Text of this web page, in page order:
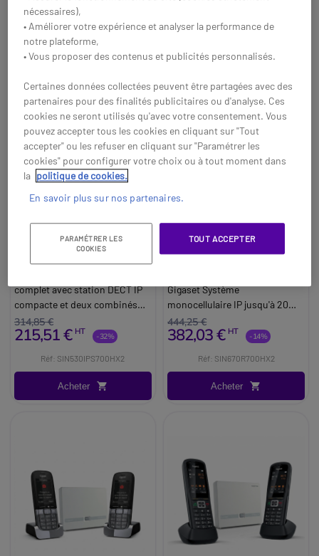
Acheter Acheter
Pack Gigaset N530 IP
complet avec station DECT IP
compacte et deux combinés
DECT Bluetooth, parfait pour
les petites entreprises.
314,85 €
215,51 € HT -32%
Réf: SIN530IPS700HX2
Acheter
Gigaset N670IP Pro + 2
combinés R700H
Gigaset Système
monocellulaire IP jusqu'à 20
utilisateurs + 2 Gigaset R700H
PRO avec IP65 robuste
444,25 €
382,03 € HT -14%
Réf: SIN670R700HX2
Acheter
nécessaires),
• Améliorer votre expérience et analyser la performance de
notre plateforme,
• Vous proposer des contenus et publicités personnalisés.
Certaines données collectées peuvent être partagées avec des
partenaires pour des finalités publicitaires ou d'analyse. Ces
cookies ne seront utilisés qu'avec votre consentement. Vous
pouvez accepter tous les cookies en cliquant sur "Tout
accepter" ou les refuser en cliquant sur "Paramétrer les
cookies" pour configurer votre choix ou à tout moment dans
la politique de cookies.
En savoir plus sur nos partenaires.
PARAMÉTRER LES
COOKIES
TOUT ACCEPTER